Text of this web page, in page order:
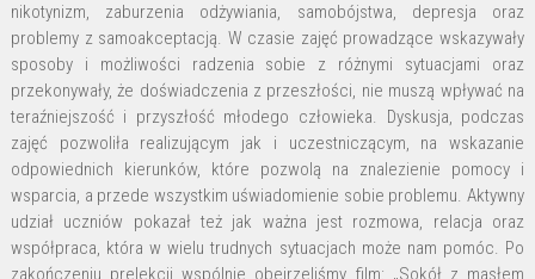
nikotynizm, zaburzenia odżywiania, samobójstwa, depresja oraz
problemy z samoakceptacją. W czasie zajęć prowadzące wskazywały
sposoby i możliwości radzenia sobie z różnymi sytuacjami oraz
przekonywały, że doświadczenia z przeszłości, nie muszą wpływać na
teraźniejszość i przyszłość młodego człowieka. Dyskusja, podczas
zajęć pozwoliła realizującym jak i uczestniczącym, na wskazanie
odpowiednich kierunków, które pozwolą na znalezienie pomocy i
wsparcia, a przede wszystkim uświadomienie sobie problemu. Aktywny
udział uczniów pokazał też jak ważna jest rozmowa, relacja oraz
współpraca, która w wielu trudnych sytuacjach może nam pomóc. Po
zakończeniu prelekcji wspólnie obejrzeliśmy film: „Sokół z masłem